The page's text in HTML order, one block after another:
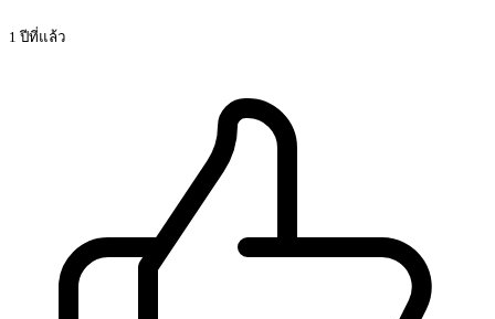
1 ปีที่แล้ว